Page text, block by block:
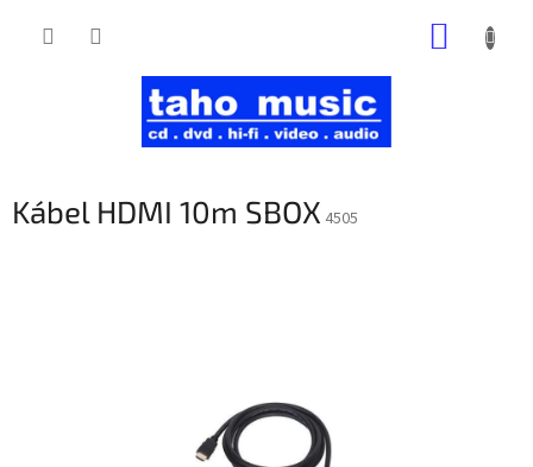
Kábel HDMI 10m SBOX 4505